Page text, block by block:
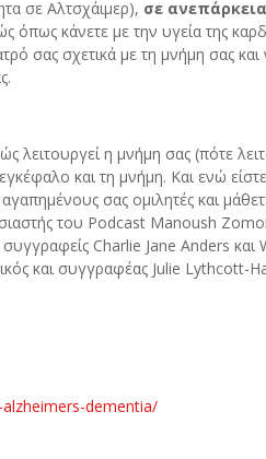
σε Αλτσχάιμερ), σε
όπως κάνετε με την υγεία της
σας σχετικά με τη μνήμη σας και
λειτουργεί η μνήμη σας (πότε
και τη μνήμη. Και ενώ
σας ομιλητές και
του Podcast Manoush
Charlie Jane Anders
και συγγραφέας Julie Lythcott-
dementia/